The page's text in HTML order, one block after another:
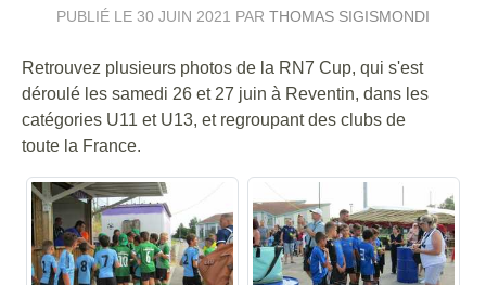
PUBLIÉ LE 30 JUIN 2021 PAR THOMAS SIGISMONDI
Retrouvez plusieurs photos de la RN7 Cup, qui s'est
déroulé les samedi 26 et 27 juin à Reventin, dans les
catégories U11 et U13, et regroupant des clubs de
toute la France.